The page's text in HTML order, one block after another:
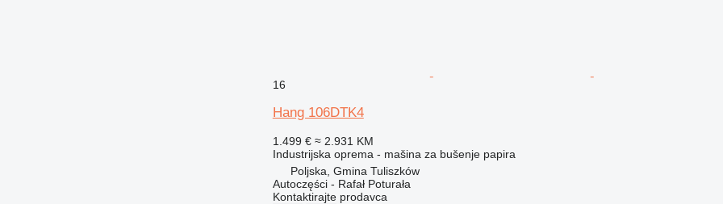
16
Hang 106DTK4
1.499 € ≈ 2.931 KM
Industrijska oprema - mašina za bušenje papira
Poljska, Gmina Tuliszków
Autoczęści - Rafał Poturała
Kontaktirajte prodavca